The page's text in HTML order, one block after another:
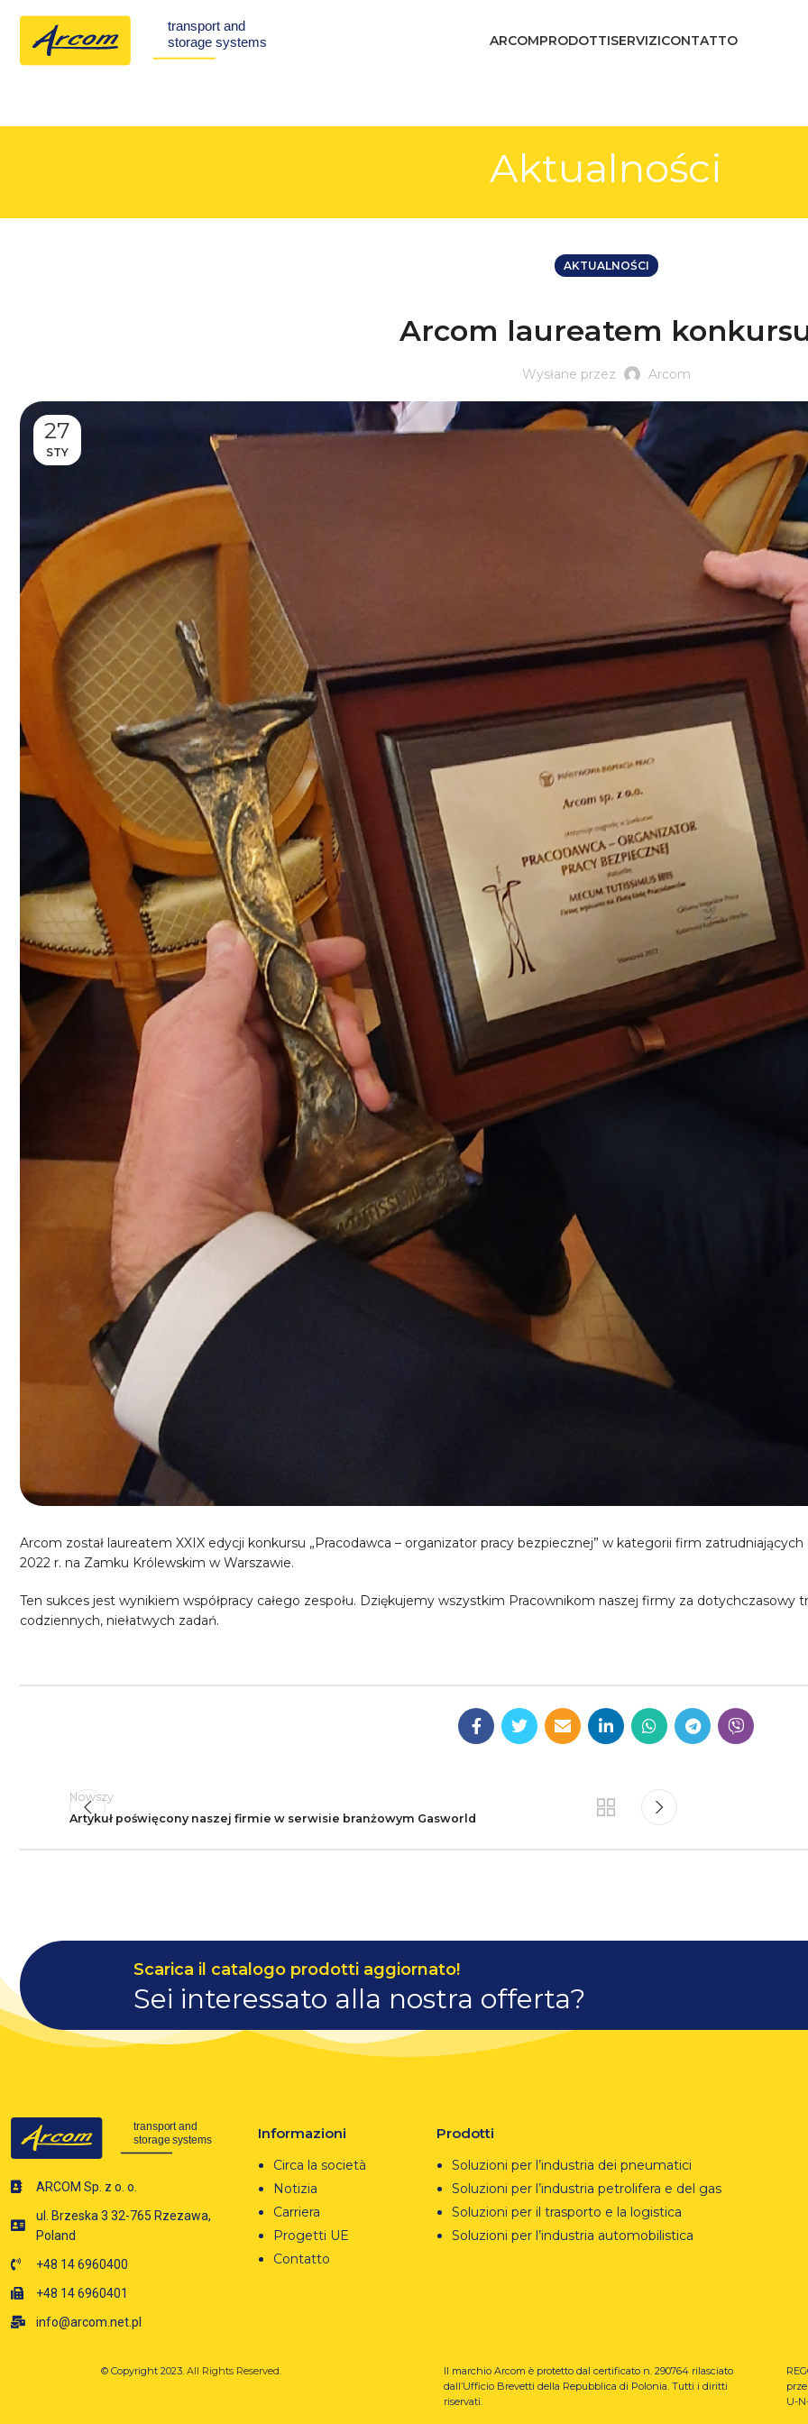
ARCOMPRODOTTISERVIZICONTATTO
Aktualności
AKTUALNOŚCI
Arcom laureatem
Wysłane przez Arcom
27
STY
Arcom został laureatem XXIX edycji konkursu „Pracodawca – organizator pracy bezpiecznej” w kategorii firm
2022 r. na Zamku Królewskim w Warszawie.
Ten sukces jest wynikiem współpracy całego zespołu. Dziękujemy wszystkim Pracownikom naszej firmy za dotychczasowy
codziennych, niełatwych zadań.
Nowszy
Artykuł poświęcony naszej firmie w serwisie branżowym Gasworld
Scarica il catalogo prodotti aggiornato!
Sei interessato alla nostra offerta?
ARCOM Sp. z o. o.
ul. Brzeska 3 32-765 Rzezawa,
Poland
+48 14 6960400
+48 14 6960401
info@arcom.net.pl
Informazioni
Circa la società
Notizia
Carriera
Progetti UE
Contatto
Prodotti
Soluzioni per l’industria dei pneumatici
Soluzioni per l’industria petrolifera e del gas
Soluzioni per il trasporto e la logistica
Soluzioni per l’industria automobilistica
© Copyright 2023. All Rights Reserved.
Il marchio Arcom è protetto dal certificato n. 290764 rilasciato
dall’Ufficio Brevetti della Repubblica di Polonia. Tutti i diritti
riservati.
U-